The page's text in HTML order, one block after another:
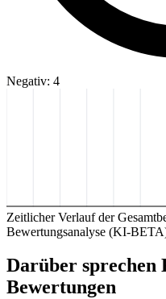
Negativ: 4
Zeitlicher Verlauf der
Bewertungsanalyse (KI-
Darüber sprechen
Bewertungen